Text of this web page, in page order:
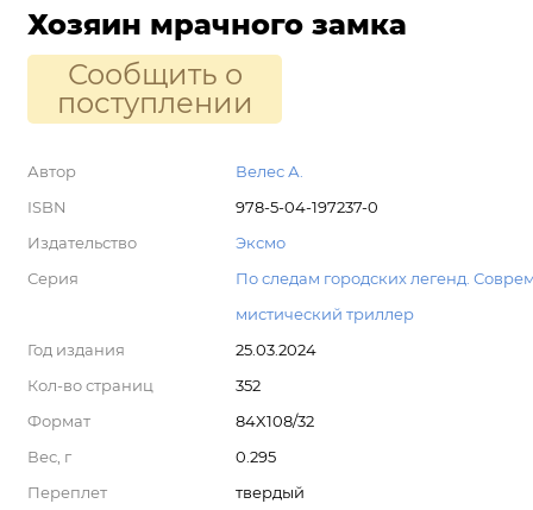
Хозяин мрачного замка
Сообщить о
поступлении
Автор
Велес А.
ISBN
978-5-04-197237-0
Издательство
Эксмо
Серия
По следам городских легенд.
мистический триллер
Год издания
25.03.2024
Кол-во страниц
352
Формат
84X108/32
Вес, г
0.295
Переплет
твердый